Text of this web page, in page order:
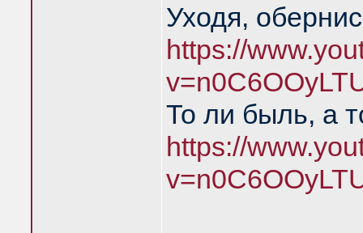
Уходя,
https://
То ли быль, а
https://